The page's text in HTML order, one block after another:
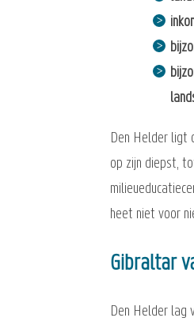
Den Helder ligt
op zijn diepst,
heet niet voor
Gibraltar
Den Helder lag